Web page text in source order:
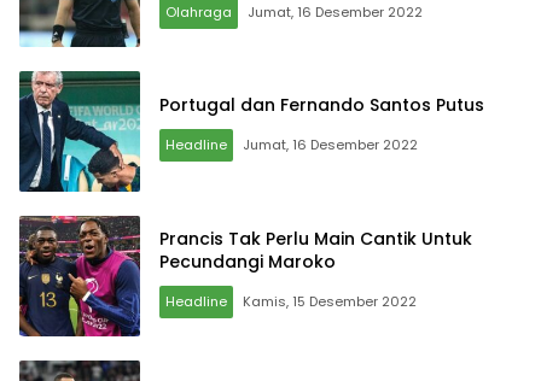
Olahraga Jumat, 16 Desember 2022
Portugal dan Fernando Santos Putus
Headline Jumat, 16 Desember 2022
Prancis Tak Perlu Main Cantik Untuk
Pecundangi Maroko
Headline Kamis, 15 Desember 2022